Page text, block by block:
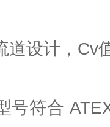
道设计，Cv
号符合